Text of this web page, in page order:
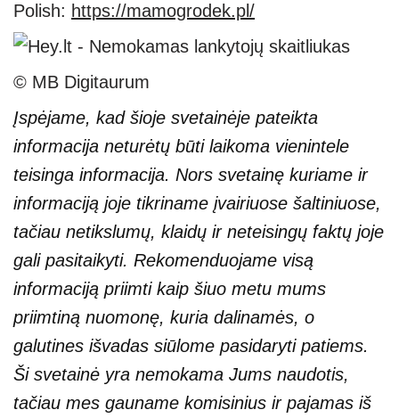
Polish: https://mamogrodek.pl/
© MB Digitaurum
Įspėjame, kad šioje svetainėje pateikta
informacija neturėtų būti laikoma vienintele
teisinga informacija. Nors svetainę kuriame ir
informaciją joje tikriname įvairiuose šaltiniuose,
tačiau netikslumų, klaidų ir neteisingų faktų joje
gali pasitaikyti. Rekomenduojame visą
informaciją priimti kaip šiuo metu mums
priimtiną nuomonę, kuria dalinamės, o
galutines išvadas siūlome pasidaryti patiems.
Ši svetainė yra nemokama Jums naudotis,
tačiau mes gauname komisinius ir pajamas iš